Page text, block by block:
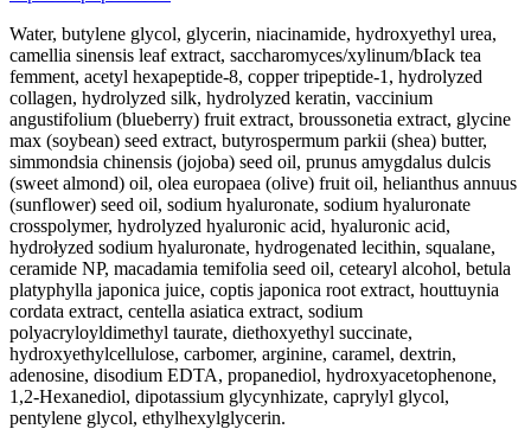
Water, butylene glycol, glycerin, niacinamide, hydroxyethyl urea,
camellia sinensis leaf extract, saccharomyces/xylinum/bIack tea
femment, acetyl hexapeptide-8, copper tripeptide-1, hydrolyzed
collagen, hydrolyzed silk, hydrolyzed keratin, vaccinium
angustifolium (blueberry) fruit extract, broussonetia extract, glycine
max (soybean) seed extract, butyrospermum parkii (shea) butter,
simmondsia chinensis (jojoba) seed oil, prunus amygdalus dulcis
(sweet almond) oil, olea europaea (olive) fruit oil, helianthus annuus
(sunflower) seed oil, sodium hyaluronate, sodium hyaluronate
crosspolymer, hydrolyzed hyaluronic acid, hyaluronic acid,
hydrołyzed sodium hyaluronate, hydrogenated lecithin, squalane,
ceramide NP, macadamia temifolia seed oil, cetearyl alcohol, betula
platyphylla japonica juice, coptis japonica root extract, houttuynia
cordata extract, centella asiatica extract, sodium
polyacryloyldimethyl taurate, diethoxyethyl succinate,
hydroxyethylcellulose, carbomer, arginine, caramel, dextrin,
adenosine, disodium EDTA, propanediol, hydroxyacetophenone,
1,2-Hexanediol, dipotassium glycynhizate, caprylyl glycol,
pentylene glycol, ethylhexylglycerin.